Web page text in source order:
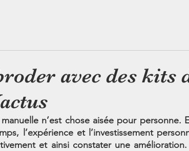
avec des kits
n’est chose aisée pour personne.
l’expérience et l’investissement
et ainsi constater une